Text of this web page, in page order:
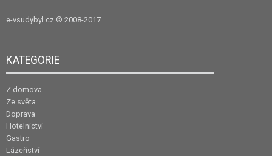
e-vsudybyl.cz © 2008-2017
KATEGORIE
Z domova
Ze světa
Doprava
Hotelnictví
Gastro
Lázeňství